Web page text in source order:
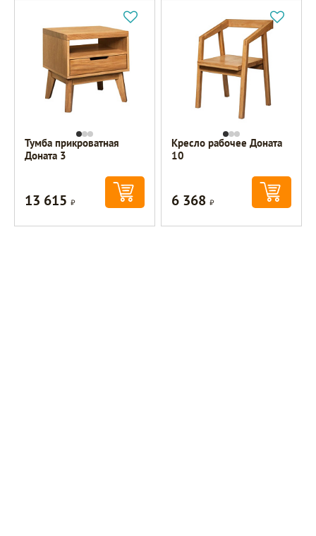
Тумба прикроватная
Доната 3
13 615Р
Кресло рабочее Доната
10
6 368Р